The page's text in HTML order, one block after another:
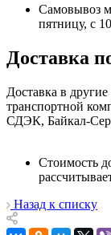
Самовывоз
пятницу, с
Доставка
Доставка в
транспортной
СДЭК, Байкал-
Стоимость
Назад к списку